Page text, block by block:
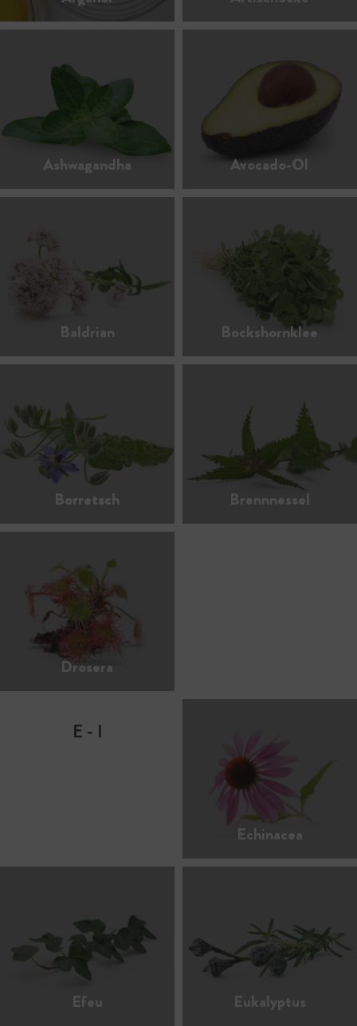
Ashwagandha Avocado-Öl
Baldrian Bockshornklee
Brennnessel
Drosera
Echinacea
Efeu Eukalyptus
E - I
Borretsch